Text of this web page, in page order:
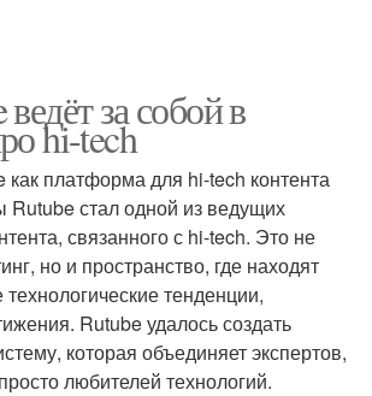
за собой в
hi-tech
платформа для hi-tech контента
Rutube стал одной из ведущих
связанного с hi-tech. Это не
но и пространство, где находят
тенденции,
Rutube удалось создать
которая объединяет экспертов,
любителей технологий.